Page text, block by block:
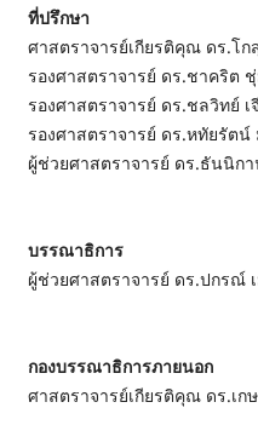
ที่ปรึกษา
ศาสตราจารย์เกียรติคุณ ดร.โก
รองศาสตราจารย์ ดร.ชาคริต
รองศาสตราจารย์ ดร.ชลวิทย์ เ
รองศาสตราจารย์ ดร.หทัยรัต
ผู้ช่วยศาสตราจารย์ ดร.ธันนิก
บรรณาธิการ
ผู้ช่วยศาสตราจารย์ ดร.ปกรณ์
กองบรรณาธิการภายนอก
ศาสตราจารย์เกียรติคุณ ดร.เก